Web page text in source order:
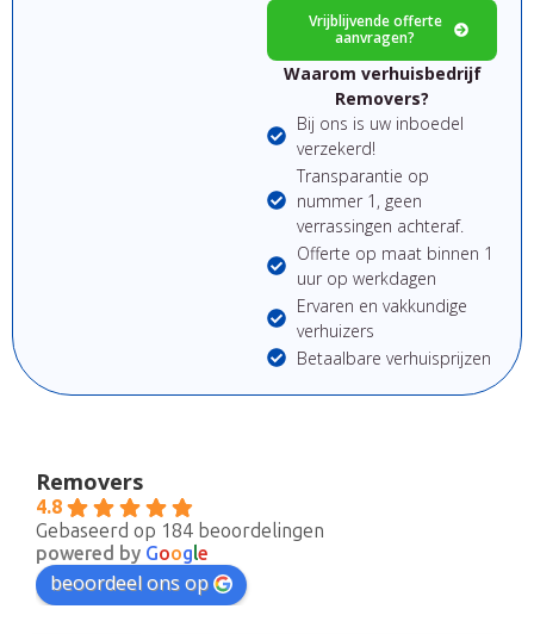
Vrijblijvende offerte
aanvragen?
Waarom verhuisbedrijf
Removers?
Bij ons is uw inboedel
verzekerd!
Transparantie op
nummer 1, geen
verrassingen achteraf.
Offerte op maat binnen 1
uur op werkdagen
Ervaren en vakkundige
verhuizers
Betaalbare verhuisprijzen
Removers
4.8
Gebaseerd op 184 beoordelingen
powered by Google
beoordeel ons op